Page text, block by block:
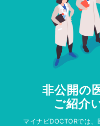
非公開の
ご紹介
マイナビDOCTORでは